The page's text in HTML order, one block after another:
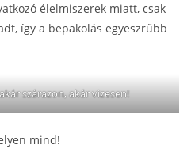
élelmiszerek miatt, csak
így a bepakolás egyeszrűbb
szárazon, akár vizesen!
mind!